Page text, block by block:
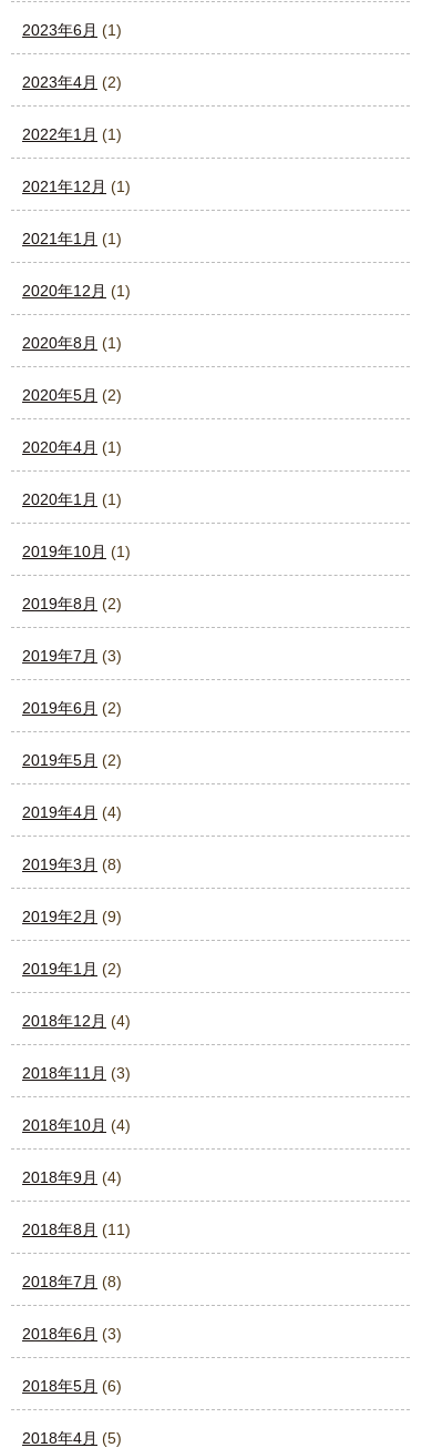
2023年6月 (1)
2023年4月 (2)
2022年1月 (1)
2021年12月 (1)
2021年1月 (1)
2020年12月 (1)
2020年8月 (1)
2020年5月 (2)
2020年4月 (1)
2020年1月 (1)
2019年10月 (1)
2019年8月 (2)
2019年7月 (3)
2019年6月 (2)
2019年5月 (2)
2019年4月 (4)
2019年3月 (8)
2019年2月 (9)
2019年1月 (2)
2018年12月 (4)
2018年11月 (3)
2018年10月 (4)
2018年9月 (4)
2018年8月 (11)
2018年7月 (8)
2018年6月 (3)
2018年5月 (6)
2018年4月 (5)